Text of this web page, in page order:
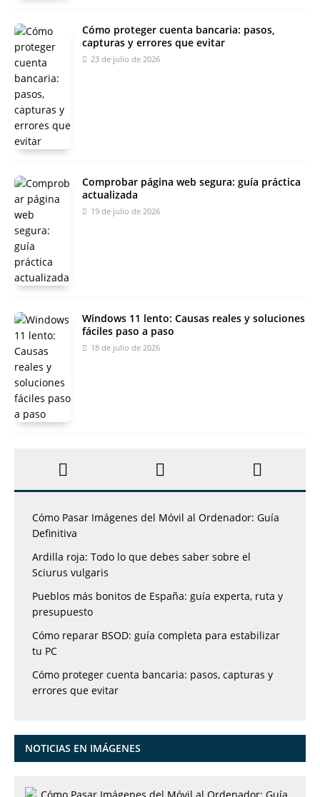
Cómo proteger cuenta bancaria: pasos,
capturas y errores que evitar
23 de julio de 2026
Comprobar página web segura: guía práctica
actualizada
19 de julio de 2026
Windows 11 lento: Causas reales y soluciones
fáciles paso a paso
18 de julio de 2026
Cómo Pasar Imágenes del Móvil al Ordenador: Guía
Definitiva
Ardilla roja: Todo lo que debes saber sobre el
Sciurus vulgaris
Pueblos más bonitos de España: guía experta, ruta y
presupuesto
Cómo reparar BSOD: guía completa para estabilizar
tu PC
Cómo proteger cuenta bancaria: pasos, capturas y
errores que evitar
NOTICIAS EN IMÁGENES